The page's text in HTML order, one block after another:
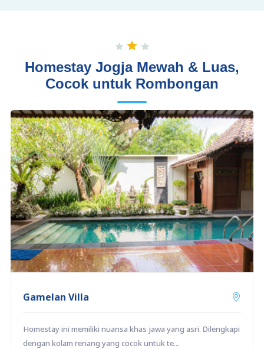
Homestay Jogja Mewah & Luas,
Cocok untuk Rombongan
Gamelan Villa
Homestay ini memiliki nuansa khas jawa yang asri. Dilengkapi
dengan kolam renang yang cocok untuk te...